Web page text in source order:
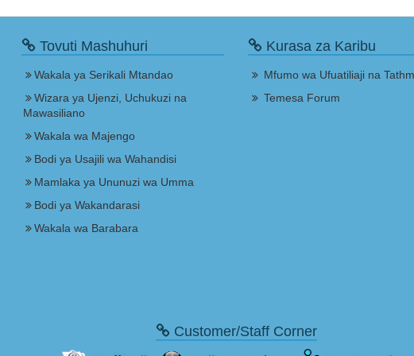
Tovuti Mashuhuri
Wakala ya Serikali Mtandao
Wizara ya Ujenzi, Uchukuzi na
Mawasiliano
Wakala wa Majengo
Bodi ya Usajili wa Wahandisi
Mamlaka ya Ununuzi wa Umma
Bodi ya Wakandarasi
Wakala wa Barabara
Kurasa za Karibu
Mfumo wa Ufuatiliaji na
Temesa Forum
Customer/Staff Corner